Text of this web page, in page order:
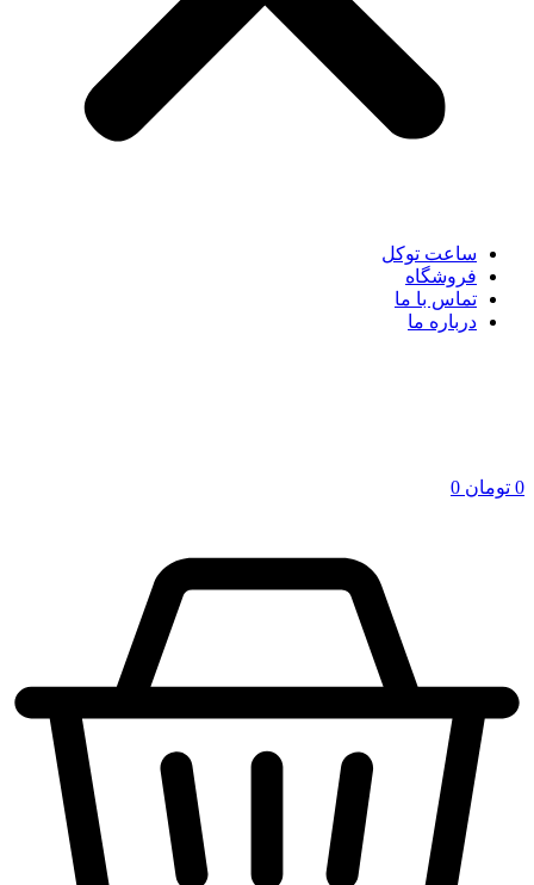
ساعت توکل
فروشگاه
تماس با ما
درباره ما
0 تومان 0